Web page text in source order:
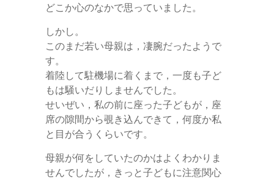
どこか心のなかで思っていました。
しかし。
このまだ若い母親は，凄腕だったようで
す。
着陸して駐機場に着くまで，一度も子ど
もは騒いだりしませんでした。
せいぜい，私の前に座った子どもが，座
席の隙間から覗き込んできて，何度か私
と目が合うくらいです。
母親が何をしていたのかはよくわかりま
せんでしたが，きっと子どもに注意関心